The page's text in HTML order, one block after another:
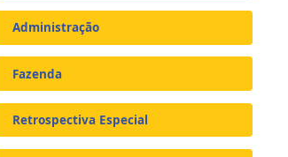
Administração
Fazenda
Retrospectiva Especial